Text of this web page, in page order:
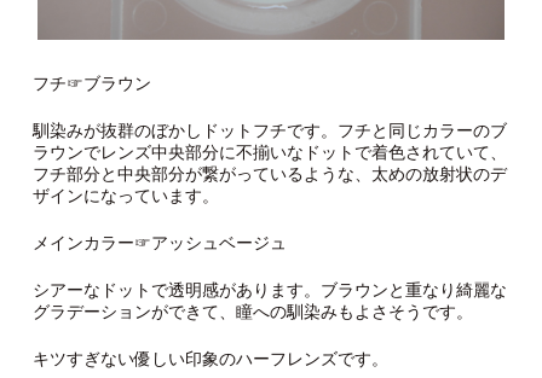
フチ☞ブラウン
馴染みが抜群のぼかしドットフチです。フチと同じカラーのブ
ラウンでレンズ中央部分に不揃いなドットで着色されていて、
フチ部分と中央部分が繋がっているような、太めの放射状のデ
ザインになっています。
メインカラー☞アッシュベージュ
シアーなドットで透明感があります。ブラウンと重なり綺麗な
グラデーションができて、瞳への馴染みもよさそうです。
キツすぎない優しい印象のハーフレンズです。